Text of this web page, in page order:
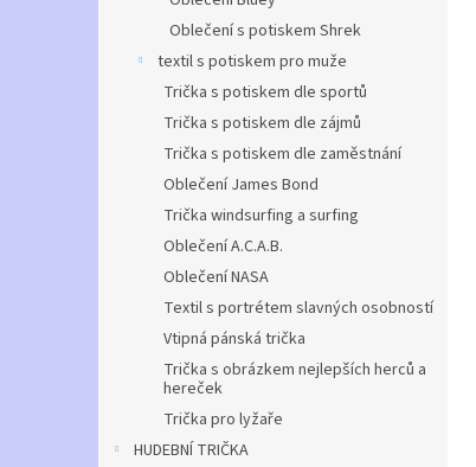
Oblečení s potiskem Shrek
textil s potiskem pro muže
Trička s potiskem dle sportů
Trička s potiskem dle zájmů
Trička s potiskem dle zaměstnání
Oblečení James Bond
Trička windsurfing a surfing
Oblečení A.C.A.B.
Oblečení NASA
Textil s portrétem slavných osobností
Vtipná pánská trička
Trička s obrázkem nejlepších herců a
hereček
Trička pro lyžaře
HUDEBNÍ TRIČKA